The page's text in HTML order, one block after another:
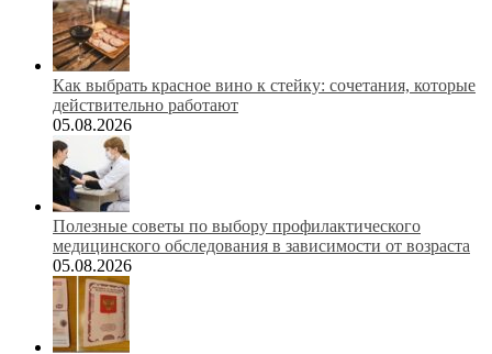
Как выбрать красное вино к стейку: сочетания, которые
действительно работают
05.08.2026
Полезные советы по выбору профилактического
медицинского обследования в зависимости от возраста
05.08.2026